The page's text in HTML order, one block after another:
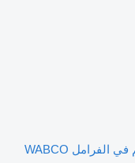
صمام التحكم في الفرامل WABCO